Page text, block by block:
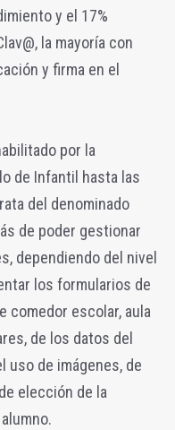
y el 17%
la mayoría con
y firma en el
por la
de Infantil hasta las
del denominado
de poder gestionar
dependiendo del nivel
los formularios de
comedor escolar, aula
de los datos del
uso de imágenes, de
elección de la